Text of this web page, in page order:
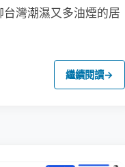
灣潮濕又多油煙的居
繼續閱讀→